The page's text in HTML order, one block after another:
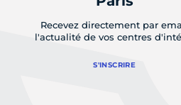
Recevez directement par
l'actualité de vos centres
S'INSCRIRE